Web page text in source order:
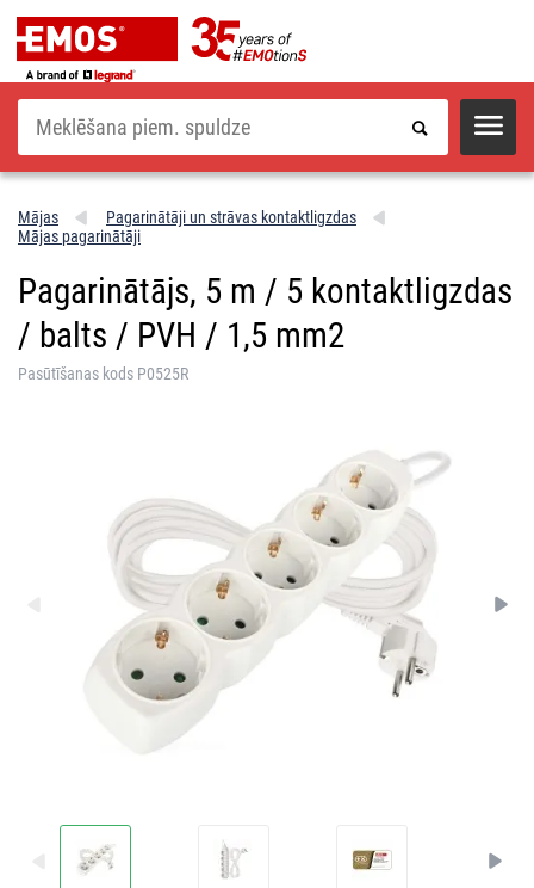
Meklēšana
Mājas
Pagarinātāji un strāvas kontaktligzdas
Mājas pagarinātāji
Pagarinātājs, 5 m / 5 kontaktligzdas
/ balts / PVH / 1,5 mm2
Pasūtīšanas kods P0525R